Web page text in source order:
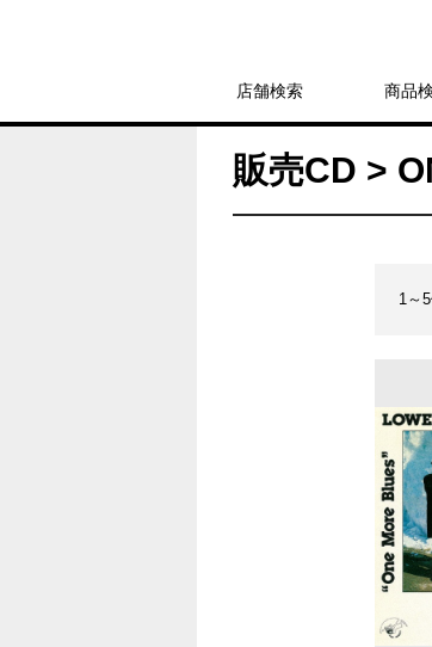
店舗検索 商品
販売CD >
1～